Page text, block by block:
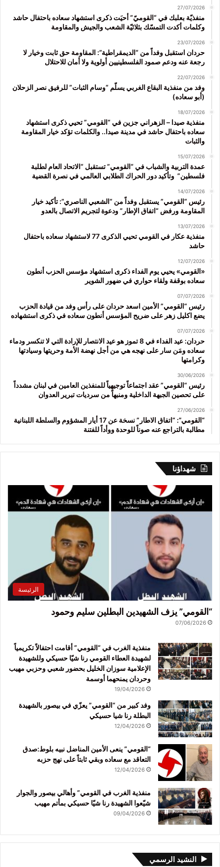
27/07/2026
منفذيّة بعلبك في “القوميّ” أحيَت ذكرى استشهاد سعاده باحتفال حاشد
وكلمات أكدت التمسّك بثلاثيّة الشعب والجيش والمقاومة
23/07/2026
حردان استقبل وفداً من “الديمقراطية”: المقاومة حق ثابت وخيار لا
رجعة عنه ودعم صمود الفلسطينيين أولوية ولا أمان للاحتلال
22/07/2026
وفد من منفذية البقاع الغربي يسلّم “وسام الثبات” للرفيق نصر الزحلان
(أبو سعاده)
18/07/2026
منفذية صيدا – الزهراني جزين في “القومي” تحيي ذكرى استشهاد
سعاده باحتفال حاشد في مدينة صيدا.. والكلمات تؤكد خيار المقاومة
والثبات
15/07/2026
عمدة التربية والشباب في “القومي” تستقبل “الاتحاد العام لطلبة
فلسطين” وتأكيد دور الحراك الطلابي العالمي في نصرة القضية
14/07/2026
رئيس “القومي” يستقبل وفداً من “الشعبي الناصري”: تأكيد خيار
المقاومة ورفض “اتفاق الإطار” ودعوة لتجريم الاتصال بالعدو
13/07/2026
منفذية عكار في القومي تحيي الذكرى 77 لاستشهاد سعاده باحتفال
حاشد
12/07/2026
«القومي» يحيي يوم الفداء ذكرى استشهاد مؤسس الحزب أنطون
سعاده بوقفة ولقاء حواري في ضهور الشوير
07/07/2026
رئيس “القومي” الأمين اسعد حردان على رأس وفد من قيادة الحزب
يضع اكليل زهر على ضريح المؤسس أنطون سعاده في ذكرى استشهاده
07/07/2026
حردان: عيد الفداء في 8 تموز هو عيد الانتصار للإرادة التي لا تنكسر ودماء
سعاده ومَن سار على نهجه هي من أجل نهضة الأمة وحريتها وسيادتها
وكرامتها
30/06/2026
رئيس “القومي” عقد اجتماعاً توجيهياً للمنفذين العامين في لبنان مشدداً
على تحصين الجبهة الداخلية ومنبهاً من سرديات تبرير العدوان
27/06/2026
“القومي”: “اتفاق الاطار” نسخة عن 17 أيار المشؤوم والسلطة اللبنانية
مطالبة بالتراجع عنه صوناً للوحدة ووأداً للفتنة
شهداؤنا
الرئيسة
“القومي” يزف الشهيدين البطلين سليم وحمود
07/06/2026
منفذية الغرب في “القومي” أقامت احتفالاً تكريمياً
لشهيدة العطاء القومي رنا شيّا حسيكي وللشهيدة
الإعلامية سوزان الخليل بحضور شعبي وحزبي مهيب
وحردان يمنحهما أوسمة
19/04/2026
وفد كبير من “القومي” يعزّي في بيصور بالشهيدة
البطلة رنا شيا حسيكي
12/04/2026
“القومي” ينعى الأمين المناضل نبيه بلوط:صدق
التعاقد مع سعاده وبقي ثابتاً على نهج حزبه
12/04/2026
منفذية الغرب في القومي” وأهالي بيصور والجوار
شيّعوا الشهيدة رنا شيّا حسيكي بمأتم مهيب
09/04/2026
النشيد الرسمي